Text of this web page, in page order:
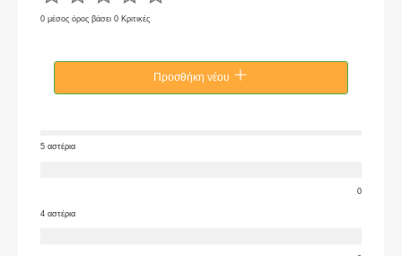
0 μέσος όρος βάσει 0 Κριτικές
Προσθήκη νέου
5 αστέρια
0
4 αστέρια